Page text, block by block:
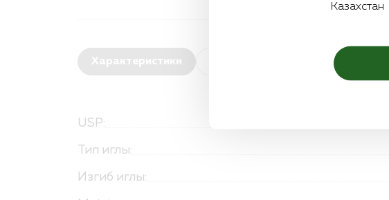
Характеристики
USP:
Тип иглы:
Изгиб иглы:
Казахстан